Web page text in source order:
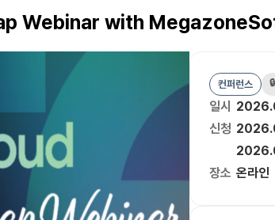
Webinar with
컨퍼런스
일시
신청
장소 온라인